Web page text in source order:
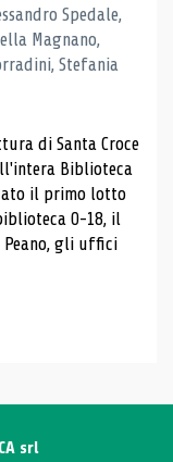
Spedale,
Magnano,
Stefania
di Santa Croce
Biblioteca
il primo lotto
0-18, il
Peano, gli uffici
srl